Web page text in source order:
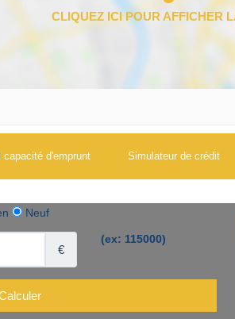
capacité d'emprunt Simulateur de crédit